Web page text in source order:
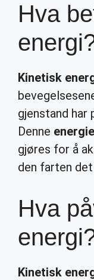
Hva
Kinetisk
gjenstand har
Denne
gjøres for å
den farten det
Hva
Kinetisk